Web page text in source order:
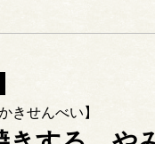
きせんべい】